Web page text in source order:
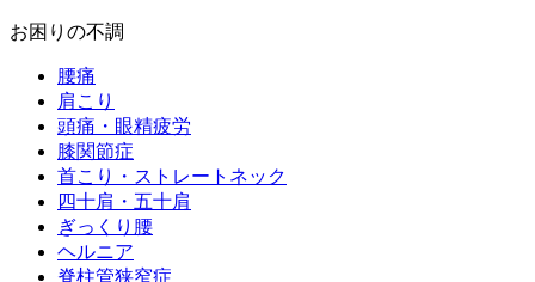
お困りの不調
腰痛
肩こり
頭痛・眼精疲労
膝関節症
首こり・ストレートネック
四十肩・五十肩
ぎっくり腰
ヘルニア
脊柱管狭窄症